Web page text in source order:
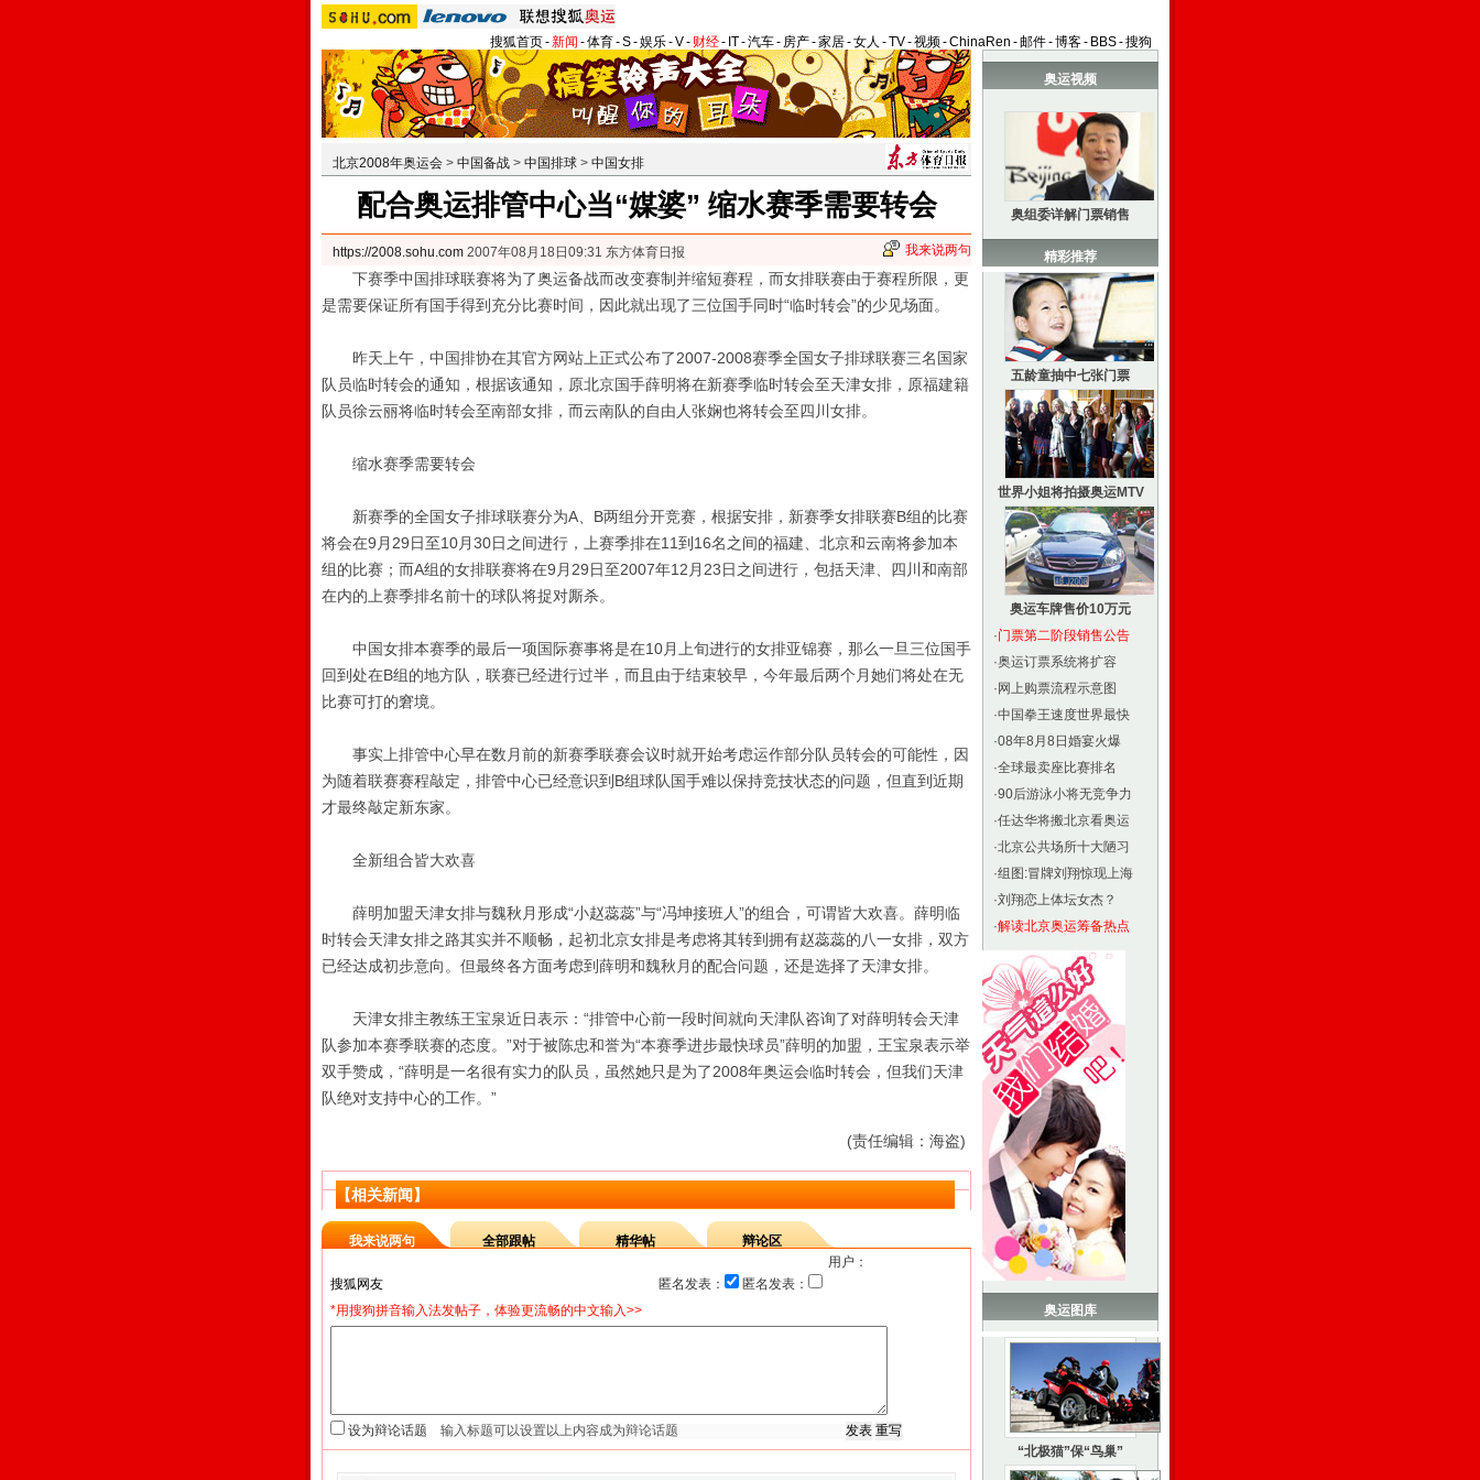
搜狐首页-新闻 -体育-S-娱乐-V- 财经- IT-汽车- 房产-家居-女人 -TV-视频-ChinaRen -邮件-博客- BBS-搜狗
北京2008年奥运会 > 中国备战 > 中国排球 > 中国女排
配合奥运排管中心当“媒婆” 缩水赛季需要转会
https://2008.sohu.com 2007年08月18日09:31 东方体育日报 我来说两句
下赛季中国排球联赛将为了奥运备战而改变赛制并缩短赛程，而女排联赛由于赛程所限，更
是需要保证所有国手得到充分比赛时间，因此就出现了三位国手同时“临时转会”的少见场面。
昨天上午，中国排协在其官方网站上正式公布了2007-2008赛季全国女子排球联赛三名国家
队员临时转会的通知，根据该通知，原北京国手薛明将在新赛季临时转会至天津女排，原福建籍
队员徐云丽将临时转会至南部女排，而云南队的自由人张娴也将转会至四川女排。
缩水赛季需要转会
新赛季的全国女子排球联赛分为A、B两组分开竞赛，根据安排，新赛季女排联赛B组的比赛
将会在9月29日至10月30日之间进行，上赛季排在11到16名之间的福建、北京和云南将参加本
组的比赛；而A组的女排联赛将在9月29日至2007年12月23日之间进行，包括天津、四川和南部
在内的上赛季排名前十的球队将捉对厮杀。
中国女排本赛季的最后一项国际赛事将是在10月上旬进行的女排亚锦赛，那么一旦三位国手
回到处在B组的地方队，联赛已经进行过半，而且由于结束较早，今年最后两个月她们将处在无
比赛可打的窘境。
事实上排管中心早在数月前的新赛季联赛会议时就开始考虑运作部分队员转会的可能性，因
为随着联赛赛程敲定，排管中心已经意识到B组球队国手难以保持竞技状态的问题，但直到近期
才最终敲定新东家。
全新组合皆大欢喜
薛明加盟天津女排与魏秋月形成“小赵蕊蕊”与“冯坤接班人”的组合，可谓皆大欢喜。薛明临
时转会天津女排之路其实并不顺畅，起初北京女排是考虑将其转到拥有赵蕊蕊的八一女排，双方
已经达成初步意向。但最终各方面考虑到薛明和魏秋月的配合问题，还是选择了天津女排。
天津女排主教练王宝泉近日表示：“排管中心前一段时间就向天津队咨询了对薛明转会天津
队参加本赛季联赛的态度。”对于被陈忠和誉为“本赛季进步最快球员”薛明的加盟，王宝泉表示举
双手赞成，“薛明是一名很有实力的队员，虽然她只是为了2008年奥运会临时转会，但我们天津
队绝对支持中心的工作。”
(责任编辑：海盗)
【相关新闻】
我来说两句 全部跟帖 精华帖
辩论区
用户：
匿名发表：
匿名发表：
*用搜狗拼音输入法发帖子，体验更流畅的中文输入>>
设为辩论话题
奥运视频
奥组委详解门票销售
精彩推荐
五龄童抽中七张门票
世界小姐将拍摄奥运MTV
奥运车牌售价10万元
·门票第二阶段销售公告
·奥运订票系统将扩容
· 网上购票流程示意图
·中国拳王速度世界最快
·08年8月8日婚宴火爆
·全球最卖座比赛排名
·90后游泳小将无竞争力
·任达华将搬北京看奥运
·北京公共场所十大陋习
·组图:冒牌刘翔惊现上海
·刘翔恋上体坛女杰？
·解读北京奥运筹备热点
奥运图库
“北极猫”保“鸟巢”